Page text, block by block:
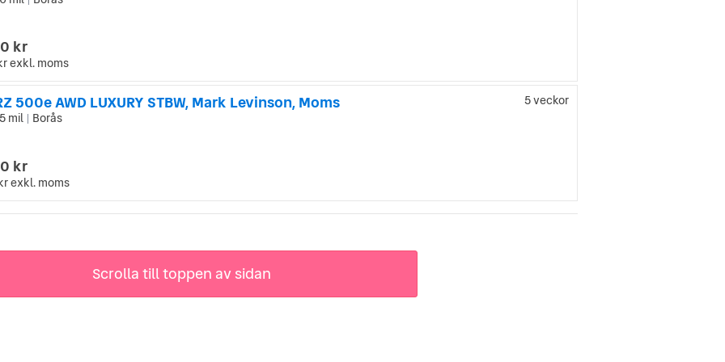
kr
exkl. moms
500e AWD LUXURY STBW, Mark Levinson, Moms
mil Borås
5 veckor
kr
exkl. moms
Scrolla till toppen av sidan